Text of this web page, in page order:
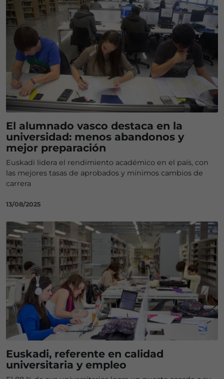
El alumnado vasco destaca en la
universidad: menos abandonos y
mejor preparación
Euskadi lidera el rendimiento académico en el país, con
las mejores tasas de aprobados y mínimos cambios de
carrera
13/08/2025
Euskadi, referente en calidad
universitaria y empleo